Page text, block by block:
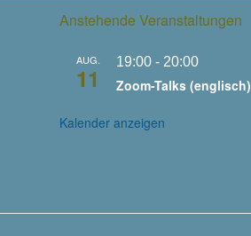
Anstehende Veranstaltungen
AUG.
11
19:00 - 20:00
Zoom-Talks (englisch)
Kalender anzeigen